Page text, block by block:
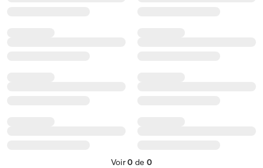
Voir0 de 0